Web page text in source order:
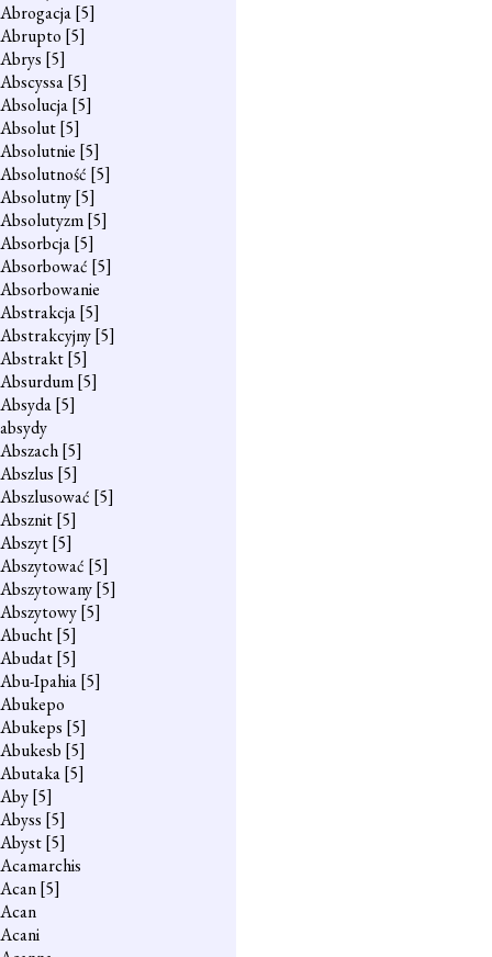
Abrogacja[5]
Abrupto [5]
Abrys [5]
Abscyssa[5]
Absolucja[5]
Absolut[5]
Absolutnie [5]
Absolutność [5]
Absolutny[5]
Absolutyzm[5]
Absorbcja[5]
Absorbować [5]
Absorbowanie
Abstrakcja[5]
Abstrakcyjny[5]
Abstrakt[5]
Absurdum[5]
Absyda[5]
absydy
Abszach[5]
Abszlus [5]
Abszlusować [5]
Absznit[5]
Abszyt[5]
Abszytować [5]
Abszytowany[5]
Abszytowy[5]
Abucht[5]
Abudat[5]
Abu-Ipahia[5]
Abukepo
Abukeps [5]
Abukesb [5]
Abutaka[5]
Aby[5]
Abyss [5]
Abyst[5]
Acamarchis
Acan[5]
Acan
Acani